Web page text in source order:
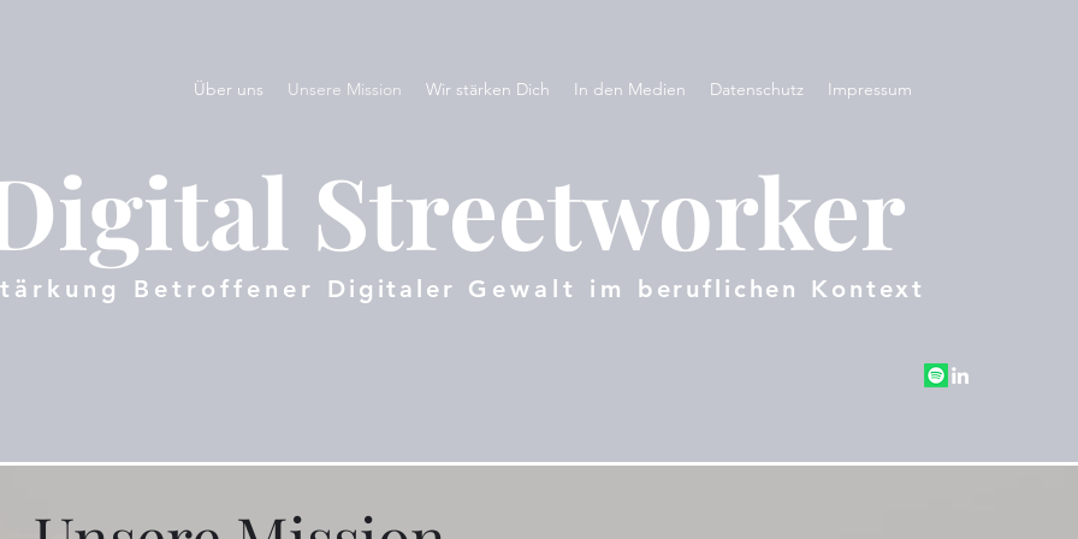
Über uns Unsere Mission Wir stärken Dich In den Medien Datenschutz Impressum
Streetworker
Betroffener Digitaler Gewalt im beruflichen Kontext